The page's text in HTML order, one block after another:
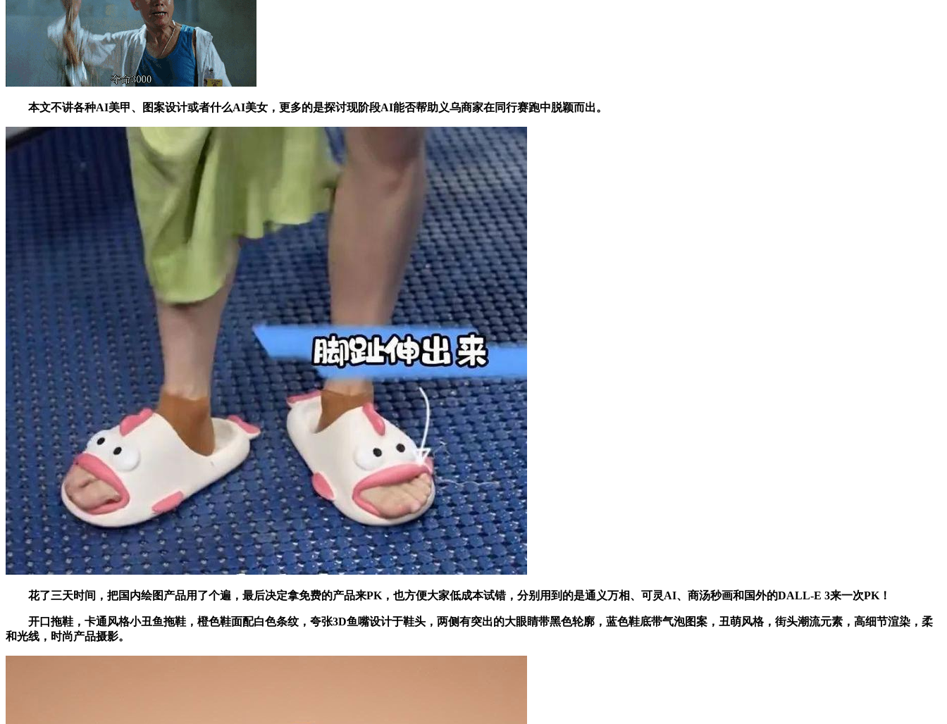
本文不讲各种AI美甲、图案设计或者什么AI美女，更多的是探讨现阶段AI能否帮助义乌商家在同行赛跑中脱颖而出。
花了三天时间，把国内绘图产品用了个遍，最后决定拿免费的产品来PK，也方便大家低成本试错，分别用到的是通义万相、可灵AI、商汤秒画和国外的DALL-E 3来一次PK！
开口拖鞋，卡通风格小丑鱼拖鞋，橙色鞋面配白色条纹，夸张3D鱼嘴设计于鞋头，两侧有突出的大眼睛带黑色轮廓，蓝色鞋底带气泡图案，丑萌风格，街头潮流元素，高细节渲染，柔
和光线，时尚产品摄影。